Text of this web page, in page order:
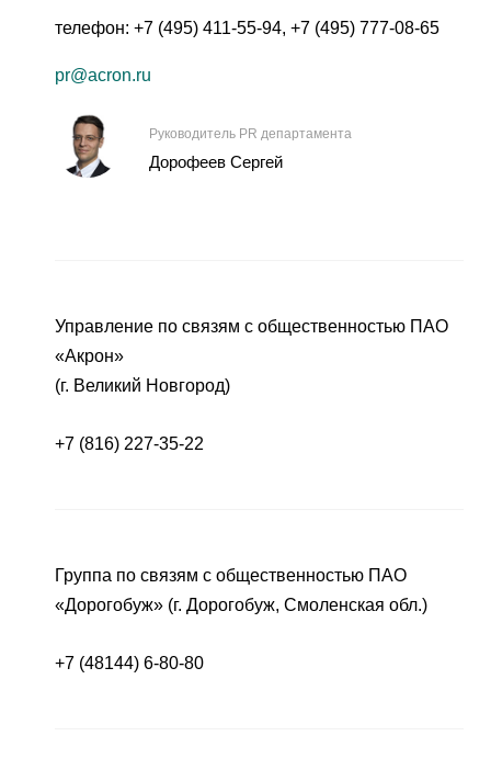
телефон: +7 (495) 411-55-94, +7 (495) 777-08-65
pr@acron.ru
Руководитель PR департамента
Дорофеев Сергей
Управление по связям с общественностью ПАО
«Акрон»
(г. Великий Новгород)
+7 (816) 227-35-22
Группа по связям с общественностью ПАО
«Дорогобуж» (г. Дорогобуж, Смоленская обл.)
+7 (48144) 6-80-80